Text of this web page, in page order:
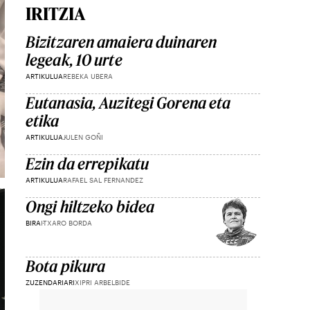
IRITZIA
Bizitzaren amaiera duinaren
legeak, 10 urte
ARTIKULUAREBEKA UBERA
Eutanasia, Auzitegi Gorena eta
etika
ARTIKULUA JULEN GOÑI
Ezin da errepikatu
ARTIKULUARAFAEL SAL FERNANDEZ
Ongi hiltzeko bidea
BIRAITXARO BORDA
Bota pikura
ZUZENDARIARIXIPRI ARBELBIDE